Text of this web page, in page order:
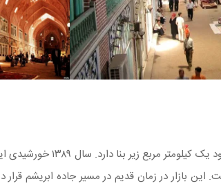
می‌باشد که حدود
بازار در زمان قدیم در مسیر جاده ابریشم قرار